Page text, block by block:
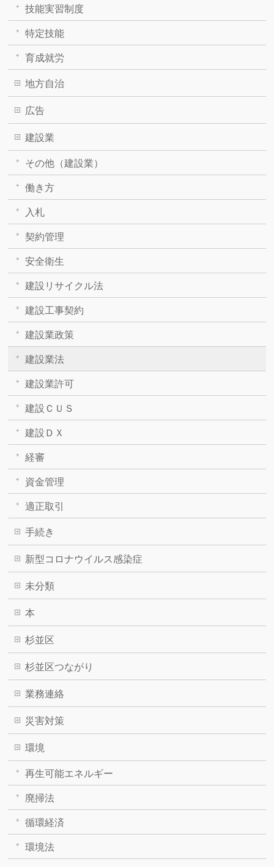
技能実習制度
特定技能
育成就労
地方自治
広告
建設業
その他（建設業）
働き方
入札
契約管理
安全衛生
建設リサイクル法
建設工事契約
建設業政策
建設業法
建設業許可
建設ＣＵＳ
建設ＤＸ
経審
資金管理
適正取引
手続き
新型コロナウイルス感染症
未分類
本
杉並区
杉並区つながり
業務連絡
災害対策
環境
再生可能エネルギー
廃掃法
循環経済
環境法